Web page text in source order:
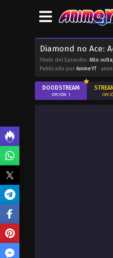
Diamond no Ace:
Titulo del Episodio: Alto
Publicado por AnimeYT ·
DOODSTREAM
OPCIÓN 1